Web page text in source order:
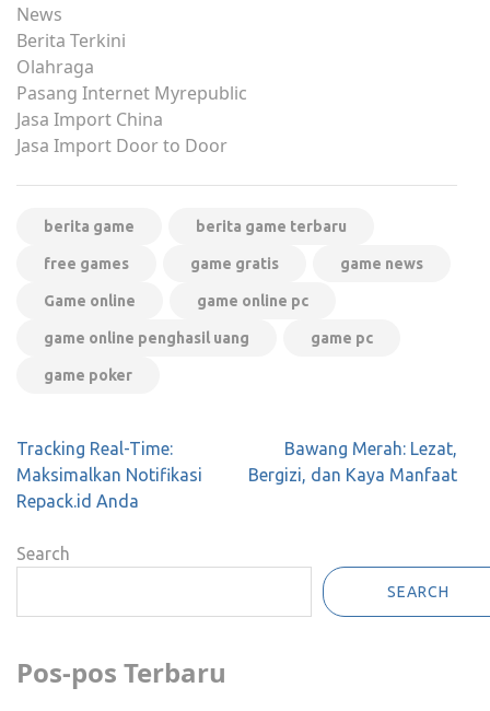
News
Berita Terkini
Olahraga
Pasang Internet Myrepublic
Jasa Import China
Jasa Import Door to Door
berita game berita game terbaru
free games game gratis game news
Game online game online pc
game online penghasil uang game pc
game poker
Post
navigation
Tracking Real-Time:
Maksimalkan Notifikasi
Repack.id Anda
Bawang Merah: Lezat,
Bergizi, dan Kaya Manfaat
Search
SEARCH
Pos-pos Terbaru